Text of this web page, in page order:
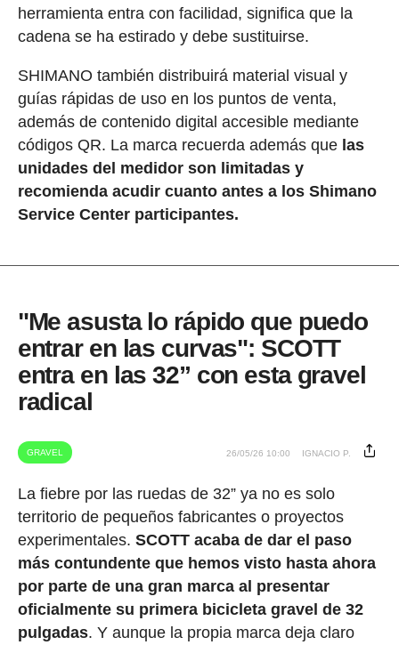
herramienta entra con facilidad, significa que la
cadena se ha estirado y debe sustituirse.
SHIMANO también distribuirá material visual y
guías rápidas de uso en los puntos de venta,
además de contenido digital accesible mediante
códigos QR. La marca recuerda además que las
unidades del medidor son limitadas y
recomienda acudir cuanto antes a los Shimano
Service Center participantes.
"Me asusta lo rápido que puedo
entrar en las curvas": SCOTT
entra en las 32” con esta gravel
radical
GRAVEL 26/05/26 10:00 IGNACIO P.
La fiebre por las ruedas de 32” ya no es solo
territorio de pequeños fabricantes o proyectos
experimentales. SCOTT acaba de dar el paso
más contundente que hemos visto hasta ahora
por parte de una gran marca al presentar
oficialmente su primera bicicleta gravel de 32
pulgadas. Y aunque la propia marca deja claro